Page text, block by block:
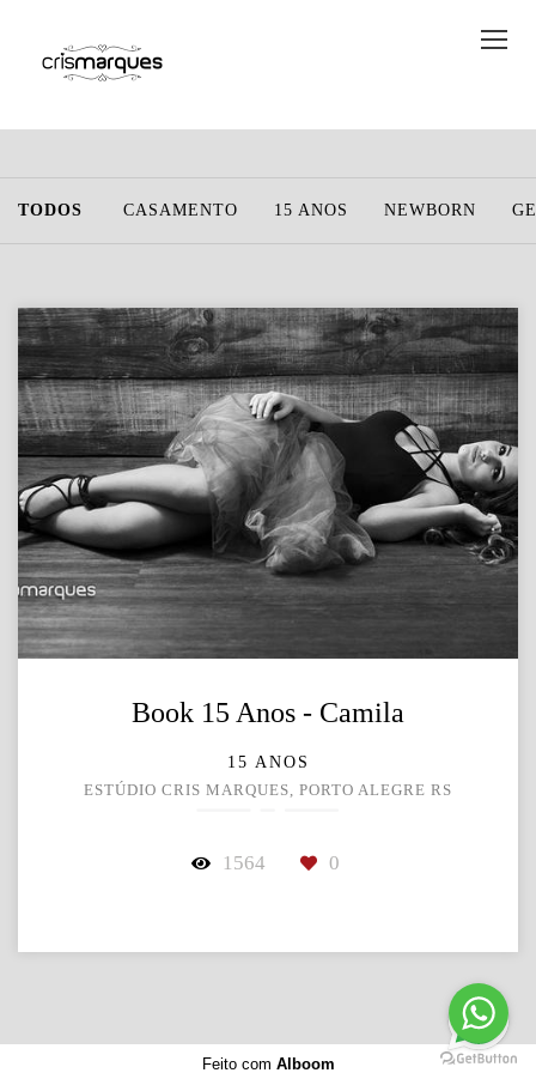
TODOS CASAMENTO 15 ANOS NEWBORN
Book 15 Anos - Camila
15 ANOS
ESTÚDIO CRIS MARQUES, PORTO ALEGRE RS
1564 0
Feito com Alboom